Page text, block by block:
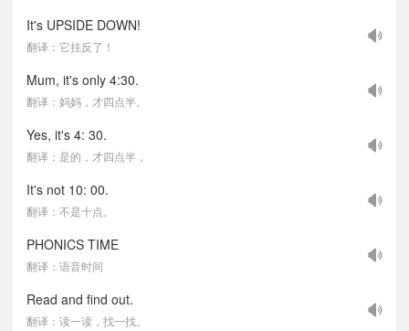
It's UPSIDE DOWN!
翻译：它挂反了！
Mum, it's only 4:30.
翻译：妈妈，才四点半。
Yes, it's 4: 30.
翻译：是的，才四点半，
It's not 10: 00.
翻译：不是十点。
PHONICS TIME
翻译：语音时间
Read and find out.
翻译：读一读，找一找。